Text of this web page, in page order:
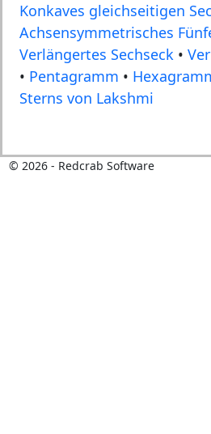
Konkaves gleichseitigen
Achsensymmetrisches
Verlängertes Sechseck •
• Pentagramm •
Sterns von Lakshmi
© 2026- Redcrab Software